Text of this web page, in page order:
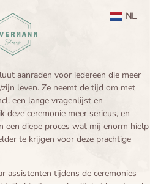
NL
EN
weekend Nederland
aanraden voor iedereen die meer
leven. Ze neemt de tijd om met
een lange vragenlijst en
ceremonie meer serieus, en
een diepe proces wat mij enorm hielp
te krijgen voor deze prachtige
assistenten tijdens de ceremonies